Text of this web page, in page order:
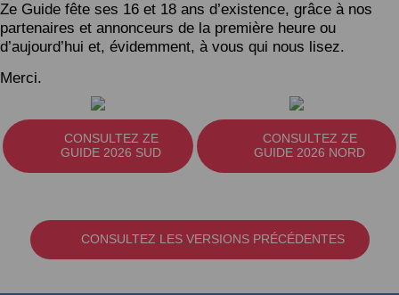
Ze Guide fête ses 16 et 18 ans d’existence, grâce à nos
partenaires et annonceurs de la première heure ou
d’aujourd’hui et, évidemment, à vous qui nous lisez.
Merci.
CONSULTEZ ZE
GUIDE 2026 SUD
CONSULTEZ ZE
GUIDE 2026 NORD
CONSULTEZ LES VERSIONS PRÉCÉDENTES